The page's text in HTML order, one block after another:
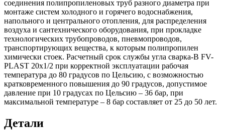
соединения полипропиленовых труб разного диаметра при
монтаже систем холодного и горячего водоснабжения,
напольного и центрального отопления, для распределения
воздуха и сантехнического оборудования, при прокладке
технологических трубопроводов, пневмопроводов,
транспортирующих вещества, к которым полипропилен
химически стоек. Расчетный срок службы угла сварка-В FV-
PLAST 20х1/2 при корректной эксплуатации рабочая
температура до 80 градусов по Цельсию, с возможностью
кратковременного повышения до 90 градусов, допустимое
давление при 10 градусах по Цельсию – 36 бар, при
максимальной температуре – 8 бар составляет от 25 до 50 лет.
Детали